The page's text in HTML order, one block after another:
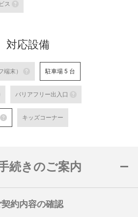
詳細はこちら
ス
詳細はこちら
対応設備
末）
au SaKuTTO（セルフ端末）
お客さまご自身でお手続き可
対応可能なお手続きなど詳細は
駐車場 5 台
障がい者用駐車場
障がい者用の駐車スペースをご用意して
バリアフリー出入口
置している店舗です。
詳細はこちら
キッズコーナー
続きのご案内
契約内容の確認